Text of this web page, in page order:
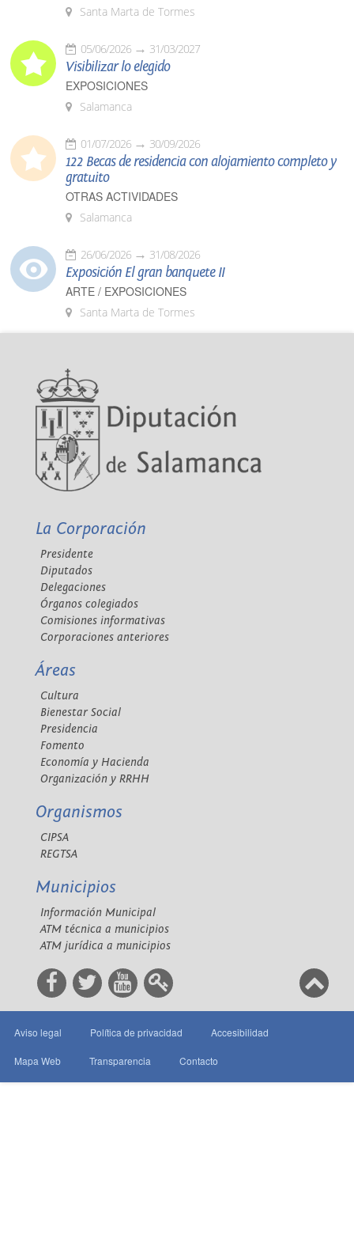
Santa Marta de Tormes
05/06/2026 31/03/2027
Visibilizar lo elegido
EXPOSICIONES
Salamanca
01/07/2026 30/09/2026
122 Becas de residencia con alojamiento completo y
gratuito
OTRAS ACTIVIDADES
Salamanca
26/06/2026 31/08/2026
Exposición El gran banquete II
ARTE / EXPOSICIONES
Santa Marta de Tormes
La Corporación
Presidente
Diputados
Delegaciones
Órganos colegiados
Comisiones informativas
Corporaciones anteriores
Áreas
Cultura
Bienestar Social
Presidencia
Fomento
Economía y Hacienda
Organización y RRHH
Organismos
CIPSA
REGTSA
Municipios
Información Municipal
ATM técnica a municipios
ATM jurídica a municipios
Aviso legal Política de privacidad Accesibilidad
Mapa Web Transparencia Contacto